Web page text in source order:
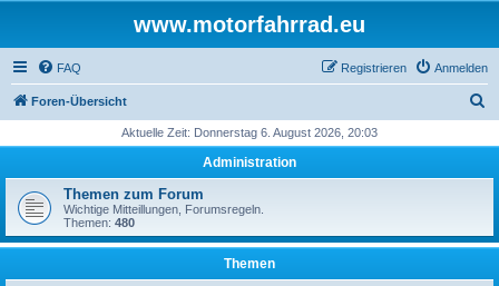
www.motorfahrrad.eu
FAQ Anmelden
Registrieren
Foren-Übersicht
h
Aktuelle Zeit: Donnerstag 6. August 2026, 20:03
Administration
Themen zum Forum
Wichtige Mitteillungen, Forumsregeln.
Themen: 480
Themen